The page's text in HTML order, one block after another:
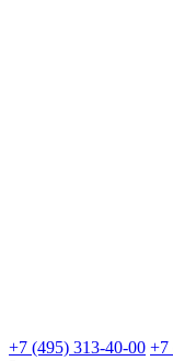
+7 (495) 313-40-00 +7